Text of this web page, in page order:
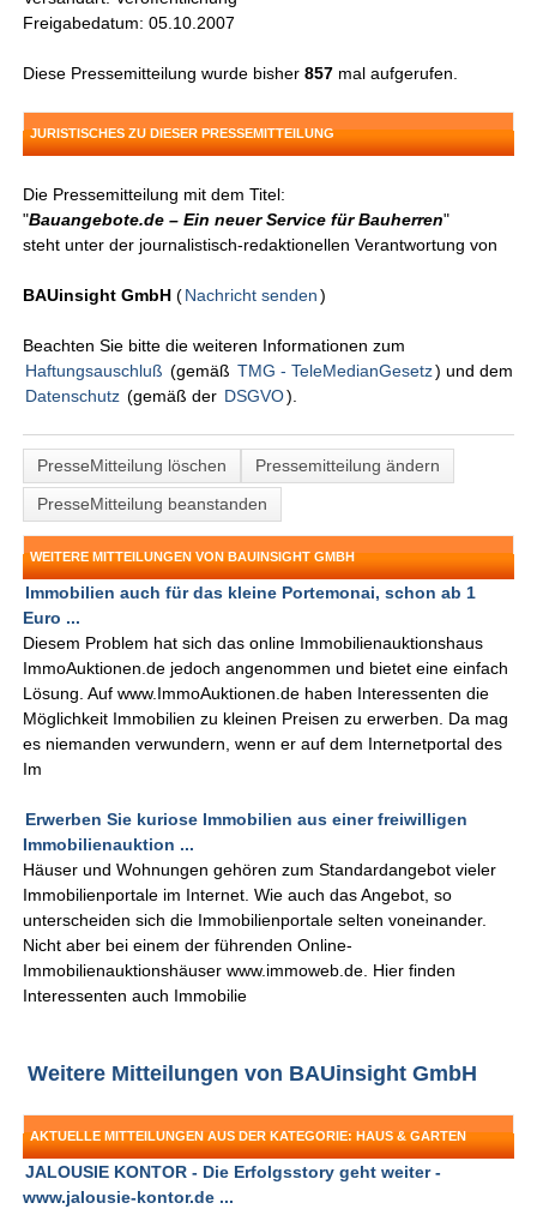
Freigabedatum: 05.10.2007
Diese Pressemitteilung wurde bisher857 mal aufgerufen.
JURISTISCHES ZU DIESER PRESSEMITTEILUNG
Die Pressemitteilung mit dem Titel:
"Bauangebote.de – Ein neuer Service für Bauherren"
steht unter der journalistisch-redaktionellen Verantwortung von
BAUinsight GmbH (Nachricht senden )
Beachten Sie bitte die weiteren Informationen zum
Haftungsauschluß (gemäß TMG - TeleMedianGesetz) und dem
Datenschutz (gemäß der DSGVO).
PresseMitteilung löschen
Pressemitteilung ändern
PresseMitteilung beanstanden
WEITERE MITTEILUNGEN VON BAUINSIGHT GMBH
Immobilien auch für das kleine Portemonai, schon ab 1
Euro ...
Diesem Problem hat sich das online Immobilienauktionshaus
ImmoAuktionen.de jedoch angenommen und bietet eine einfach
Lösung. Auf www.ImmoAuktionen.de haben Interessenten die
Möglichkeit Immobilien zu kleinen Preisen zu erwerben. Da mag
es niemanden verwundern, wenn er auf dem Internetportal des
Im
Erwerben Sie kuriose Immobilien aus einer freiwilligen
Immobilienauktion ...
Häuser und Wohnungen gehören zum Standardangebot vieler
Immobilienportale im Internet. Wie auch das Angebot, so
unterscheiden sich die Immobilienportale selten voneinander.
Nicht aber bei einem der führenden Online-
Immobilienauktionshäuser www.immoweb.de. Hier finden
Interessenten auch Immobilie
Weitere Mitteilungen von BAUinsight GmbH
AKTUELLE MITTEILUNGEN AUS DER KATEGORIE: HAUS & GARTEN
JALOUSIE KONTOR - Die Erfolgsstory geht weiter -
www.jalousie-kontor.de ...